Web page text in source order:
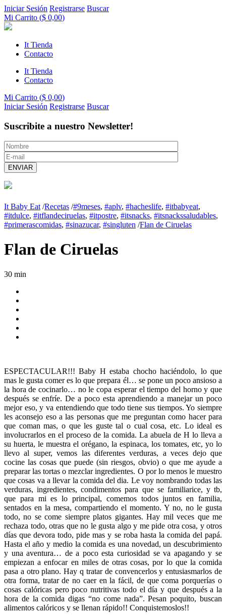
Iniciar Sesión Registrarse Buscar
Mi Carrito ($ 0,00)
It Tienda
Contacto
It Tienda
Contacto
Mi Carrito ($ 0,00)
Iniciar Sesión Registrarse Buscar
Suscribite a nuestro Newsletter!
It Baby Eat /Recetas /#9meses, #aplv, #hacheslife, #itbabyeat,
#itdulce, #itflandeciruelas, #itpostre, #itsnacks, #itsnackssaludables,
#primerascomidas, #sinazucar, #singluten /Flan de Ciruelas
Flan de Ciruelas
30 min
ESPECTACULAR!!! Baby H estaba chocho haciéndolo, lo que
mas le gusta comer es lo que prepara él… se pone un poco ansioso a
la hora de cocinarlo… no le copa esperar el tiempo del horno y que
después se enfríe. De a poco esta aprendiendo a manejar un poco
mejor eso, y va entendiendo que todo tiene sus tiempos. Yo siempre
les aconsejo eso a las personas que me preguntan como hacer para
que coman mas, o que les guste tal o cual cosa, etc. Lo ideal es
involucrarlos en el proceso de la comida. La abuela de H lo lleva a
su huerta, le muestra el orégano, la espinaca, los tomates, etc, yo lo
llevo al super, vemos las diferentes verduras, a veces dejo que
cocine las cosas que puede (sin riesgos, obvio) o que me ayude a
preparar las tortas o mezclar ingredientes. O por lo menos le muestro
que cosas va a llevar la comida del dia. Le voy nombrando todas las
verduras, ingredientes, condimentos para que se familiarice, y tb,
que para mi es lo principal, comemos todos juntos en familia,
sentados en la mesa, compartiendo el momento. Y no, no le gusta
todo, no se come siempre platos gigantes. Hay mil veces que me
rechaza todo, otras que no le gusta algo y me pide otra cosa, y otros
días que devora todo, pide mas y se roba hasta la comida del papá.
Hasta el año y medio la comida es una novedad, un descubrimiento
y una aventura… de a poco esta curiosidad se va apagando y se
empiezan a enfocar en miles de otras cosas, por lo que la comida
pasa a otro plano. Hay q tratar de convencerlos y entusiasmarlos de
otra forma, tratar de no caer en la fácil, de que coma porquerías o
cosas calóricas pero poco nutritivas todo el día y que después a la
hora de la comida digas “no come nada”. Pesan poquito, buscan
alimentos calóricos y se llenan rápido!! Conquistemoslos!!